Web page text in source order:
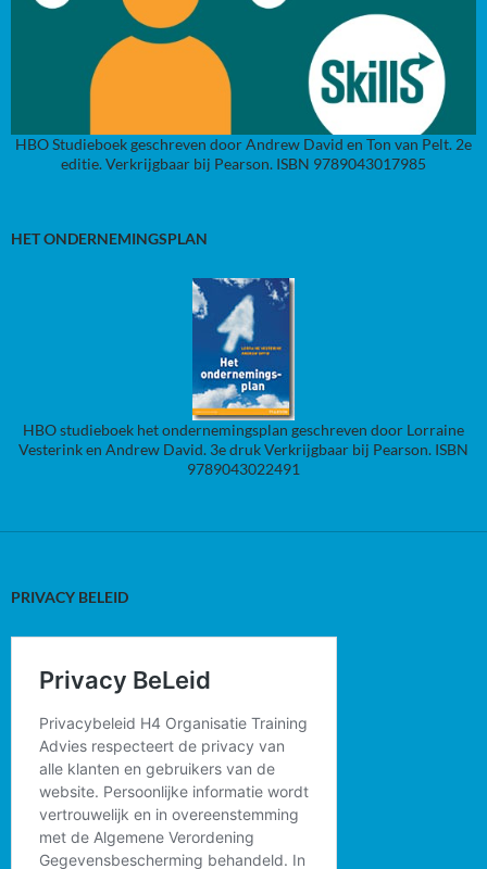
HBO Studieboek geschreven door Andrew David en Ton van Pelt. 2e
editie. Verkrijgbaar bij Pearson. ISBN 9789043017985
HET ONDERNEMINGSPLAN
HBO studieboek het ondernemingsplan geschreven door Lorraine
Vesterink en Andrew David. 3e druk Verkrijgbaar bij Pearson. ISBN
9789043022491
PRIVACY BELEID